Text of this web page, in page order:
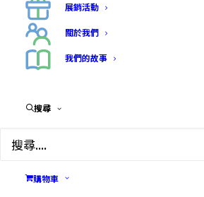
展銷活動
關於我們
我們的故事
搜尋
購物車